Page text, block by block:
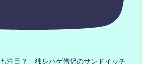
注目？ 独身ハゲ僧侶のサンドイッチ